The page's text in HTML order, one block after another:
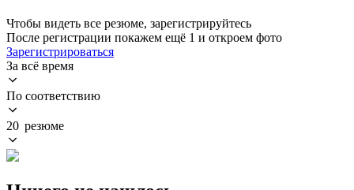
Чтобы видеть все резюме, зарегистрируйтесь
После регистрации покажем ещё 1 и откроем фото
Зарегистрироваться
За всё время
По соответствию
20 резюме